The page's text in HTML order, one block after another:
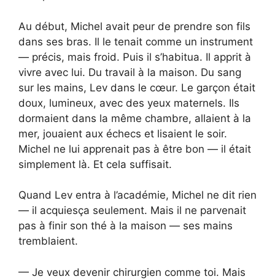
Au début, Michel avait peur de prendre son fils
dans ses bras. Il le tenait comme un instrument
— précis, mais froid. Puis il s’habitua. Il apprit à
vivre avec lui. Du travail à la maison. Du sang
sur les mains, Lev dans le cœur. Le garçon était
doux, lumineux, avec des yeux maternels. Ils
dormaient dans la même chambre, allaient à la
mer, jouaient aux échecs et lisaient le soir.
Michel ne lui apprenait pas à être bon — il était
simplement là. Et cela suffisait.
Quand Lev entra à l’académie, Michel ne dit rien
— il acquiesça seulement. Mais il ne parvenait
pas à finir son thé à la maison — ses mains
tremblaient.
— Je veux devenir chirurgien comme toi. Mais